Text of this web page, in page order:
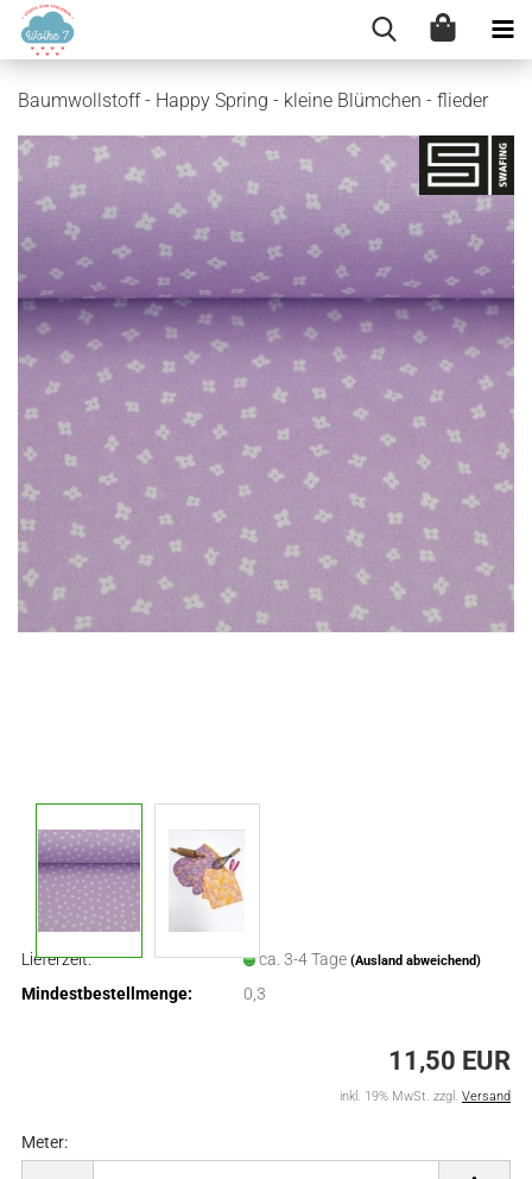
Baumwollstoff - Happy Spring - kleine Blümchen - flieder
Lieferzeit: ca. 3-4 Tage (Ausland abweichend)
Mindestbestellmenge: 0,3
11,50 EUR
inkl. 19% MwSt. zzgl. Versand
Meter: